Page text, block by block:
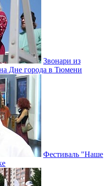
Звонари из
Дне города в Тюмени
Фестиваль "Наше